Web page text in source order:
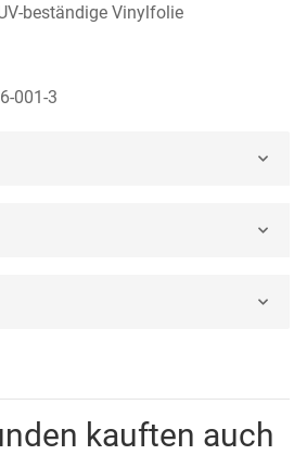
001-3
beständige Vinylfolie
kauften auch